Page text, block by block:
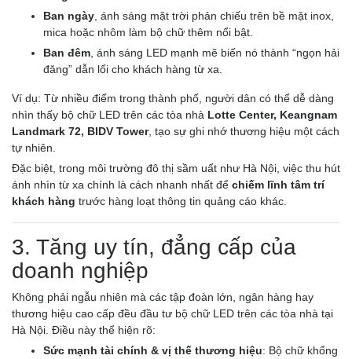
Ban ngày , ánh sáng mặt trời phản chiếu trên bề mặt inox,
mica hoặc nhôm làm bộ chữ thêm nổi bật.
Ban đêm , ánh sáng LED mạnh mẽ biến nó thành “ngọn hải
đăng” dẫn lối cho khách hàng từ xa.
Ví dụ: Từ nhiều điểm trong thành phố, người dân có thể dễ dàng
nhìn thấy bộ chữ LED trên các tòa nhà Lotte Center, Keangnam
Landmark 72, BIDV Tower, tạo sự ghi nhớ thương hiệu một cách
tự nhiên.
Đặc biệt, trong môi trường đô thị sầm uất như Hà Nội, việc thu hút
ánh nhìn từ xa chính là cách nhanh nhất để chiếm lĩnh tâm trí
khách hàng trước hàng loạt thông tin quảng cáo khác.
3. Tăng uy tín, đẳng cấp của
doanh nghiệp
Không phải ngẫu nhiên mà các tập đoàn lớn, ngân hàng hay
thương hiệu cao cấp đều đầu tư bộ chữ LED trên các tòa nhà tại
Hà Nội. Điều này thể hiện rõ:
Sức mạnh tài chính & vị thế thương hiệu: Bộ chữ khổng